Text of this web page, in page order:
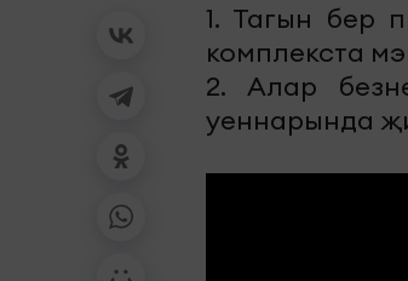
1. Тагын бер
комплекста
2. Алар
уеннарында